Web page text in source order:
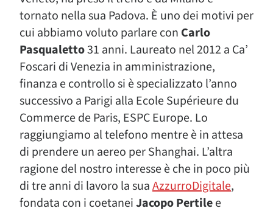
tornato nella sua Padova. È uno dei motivi per
cui abbiamo voluto parlare con Carlo
Pasqualetto31 anni. Laureato nel 2012 a Ca’
Foscari di Venezia in amministrazione,
finanza e controllo si è specializzato l’anno
successivo a Parigi alla Ecole Supérieure du
Commerce de Paris, ESPC Europe. Lo
raggiungiamo al telefono mentre è in attesa
di prendere un aereo per Shanghai. L’altra
ragione del nostro interesse è che in poco più
di tre anni di lavoro la suaAzzurroDigitale,
fondata con i coetaneiJacopo Pertilee